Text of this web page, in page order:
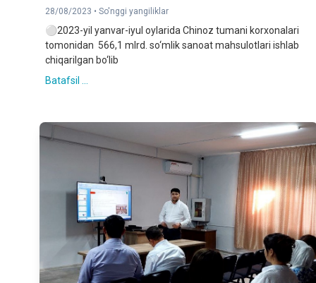
28/08/2023 • So'nggi yangiliklar
⚪️2023-yil yanvar-iyul oylarida Chinoz tumani korxonalari
tomonidan 566,1 mlrd. so‘mlik sanoat mahsulotlari ishlab
chiqarilgan bo‘lib
Batafsil ...